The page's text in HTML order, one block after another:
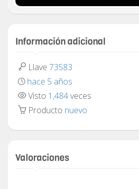
Información adicional
Llave 73583
hace 5 años
Visto 1,484veces
Producto nuevo
Valoraciones